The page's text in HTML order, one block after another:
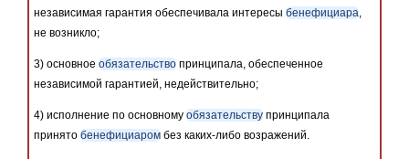
независимая гарантия обеспечивала интересы бенефициара
не возникло;
3) основное обязательство принципала, обеспеченное
независимой гарантией, недействительно;
4) исполнение по основному обязательству принципала
принято бенефициаром без каких-либо возражений.